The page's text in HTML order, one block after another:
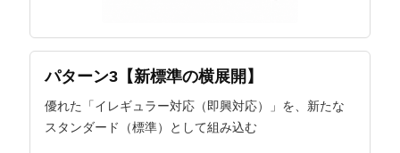
パターン3【新標準の横展開】
優れた「イレギュラー対応（即興対応）」を、新たな
スタンダード（標準）として組み込む